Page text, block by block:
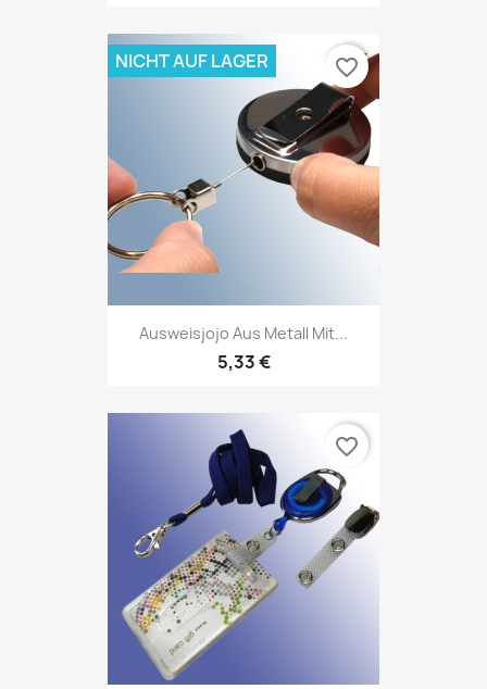
Ausweisjojo Aus Metall Mit...
5,33 €
NICHT AUF LAGER favorite_border
favorite_border